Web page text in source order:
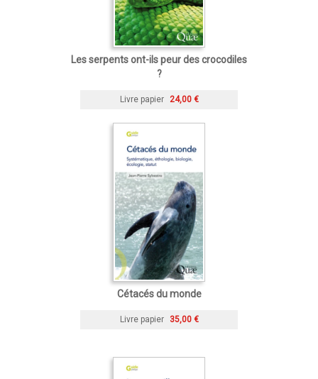
Les serpents ont-ils peur des crocodiles
?
Livre papier 24,00 €
Cétacés du monde
Livre papier 35,00 €